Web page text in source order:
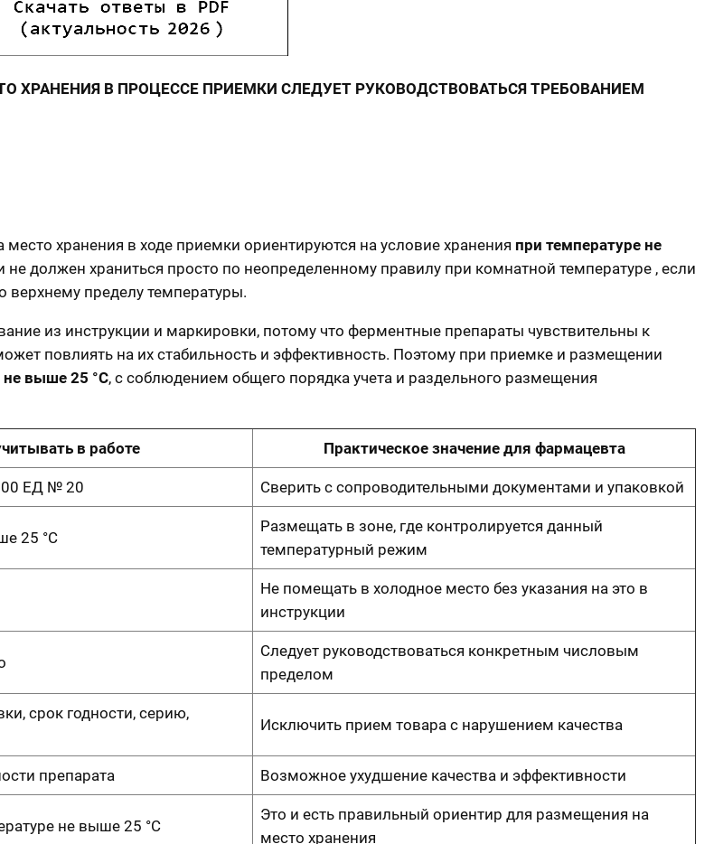
ХРАНЕНИЯ В ПРОЦЕССЕ ПРИЕМКИ СЛЕДУЕТ РУКОВОДСТВОВАТЬСЯ ТРЕБОВАНИЕМ
хранения в ходе приемки ориентируются на условие хранения при температуре не
не должен храниться просто по неопределенному правилу при комнатной температуре , если
верхнему пределу температуры.
из инструкции и маркировки, потому что ферментные препараты чувствительны к
повлиять на их стабильность и эффективность. Поэтому при приемке и размещении
не выше 25 °C, с соблюдением общего порядка учета и раздельного размещения
в работе Практическое значение для фармацевта
ЕД № 20 Сверить с сопроводительными документами и упаковкой
25 °C
Размещать в зоне, где контролируется данный
температурный режим
Не помещать в холодное место без указания на это в
инструкции
Следует руководствоваться конкретным числовым
пределом
срок годности, серию,
Исключить прием товара с нарушением качества
препарата Возможное ухудшение качества и эффективности
не выше 25 °C
Это и есть правильный ориентир для размещения на
место хранения